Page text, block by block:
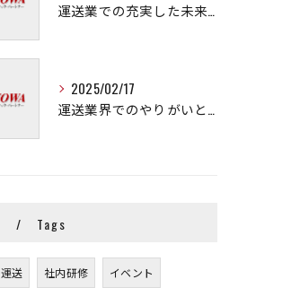
運送業での充実した未来を拓く方法
2025/02/17
運送業界でのやりがいと可能性
Tags
運送 社内研修 イベント